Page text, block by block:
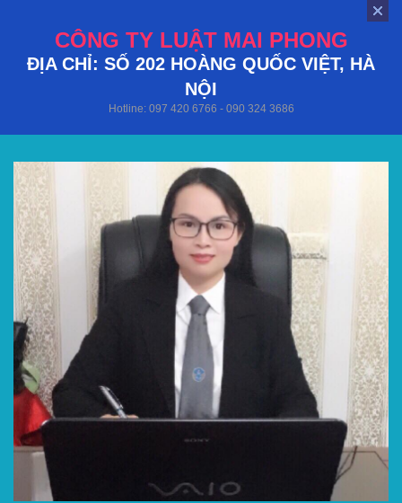
CÔNG TY LUẬT MAI PHONG
ĐỊA CHỈ: SỐ 202 HOÀNG QUỐC VIỆT, HÀ
NỘI
Hotline: 097 420 6766 - 090 324 3686